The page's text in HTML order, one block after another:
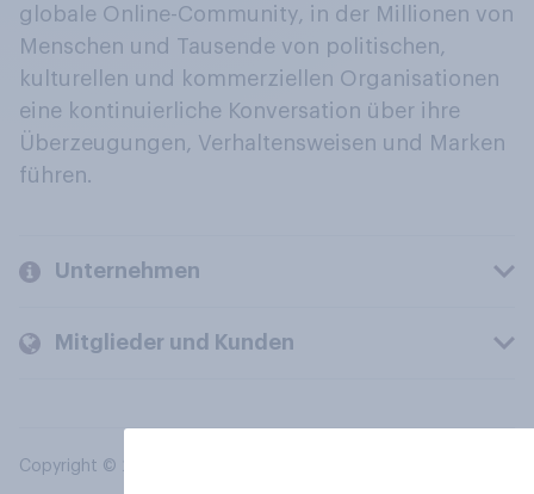
globale Online-Community, in der Millionen von
Menschen und Tausende von politischen,
kulturellen und kommerziellen Organisationen
eine kontinuierliche Konversation über ihre
Überzeugungen, Verhaltensweisen und Marken
führen.
Unternehmen
Mitglieder und Kunden
Copyright © 2026 YouGov PLC. Alle Rechte vorbehalten.